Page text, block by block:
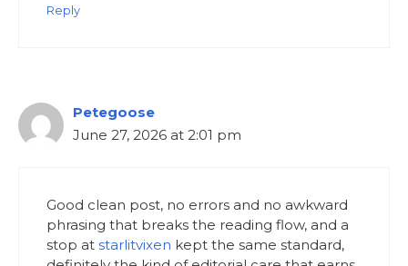
Reply
Petegoose
June 27, 2026 at 2:01 pm
Good clean post, no errors and no awkward
phrasing that breaks the reading flow, and a
stop at starlitvixen kept the same standard,